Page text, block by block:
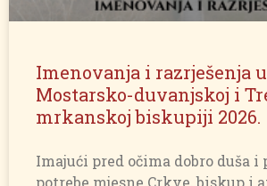
Imenovanja i razrješenja u
Mostarsko-duvanjskoj i
mrkanskoj biskupiji 2026.
Imajući pred očima dobro duša i
potrebe mjesne Crkve, biskup i